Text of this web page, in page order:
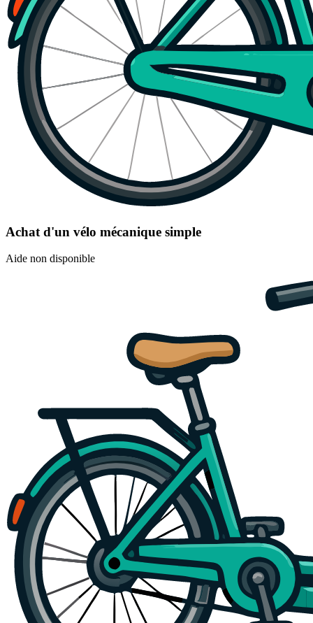
Achat d'un vélo mécanique simple
Aide non disponible